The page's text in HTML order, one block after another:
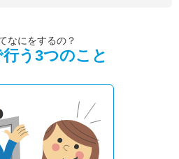
なにをするの？
う3つのこと